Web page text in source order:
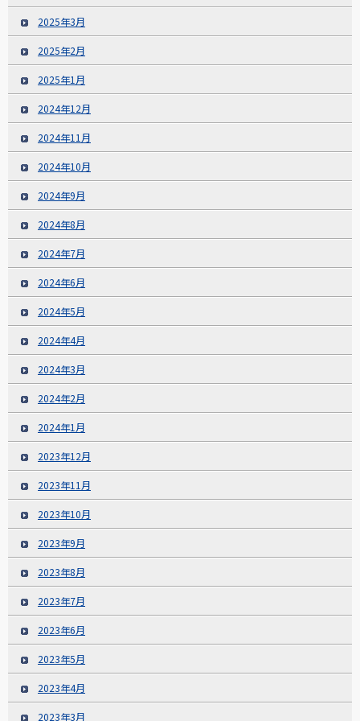
2025年3月
2025年2月
2025年1月
2024年12月
2024年11月
2024年10月
2024年9月
2024年8月
2024年7月
2024年6月
2024年5月
2024年4月
2024年3月
2024年2月
2024年1月
2023年12月
2023年11月
2023年10月
2023年9月
2023年8月
2023年7月
2023年6月
2023年5月
2023年4月
2023年3月